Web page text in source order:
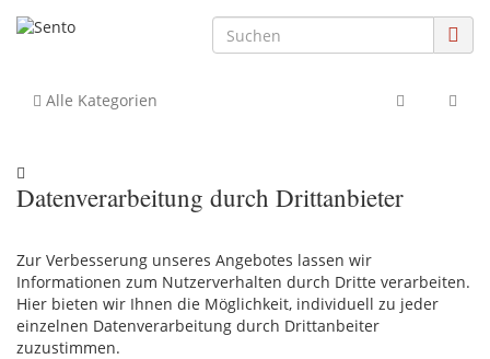
Alle Kategorien
Datenverarbeitung durch Drittanbieter
Zur Verbesserung unseres Angebotes lassen wir
Informationen zum Nutzerverhalten durch Dritte verarbeiten.
Hier bieten wir Ihnen die Möglichkeit, individuell zu jeder
einzelnen Datenverarbeitung durch Drittanbeiter
zuzustimmen.